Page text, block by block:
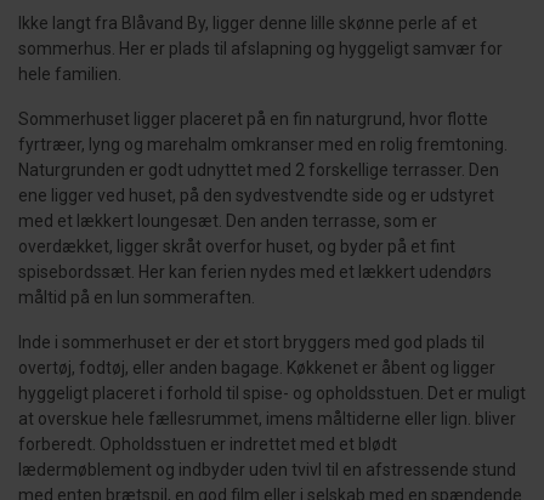
Ikke langt fra Blåvand By, ligger denne lille skønne perle af et
sommerhus. Her er plads til afslapning og hyggeligt samvær for
hele familien.
Sommerhuset ligger placeret på en fin naturgrund, hvor flotte
fyrtræer, lyng og marehalm omkranser med en rolig fremtoning.
Naturgrunden er godt udnyttet med 2 forskellige terrasser. Den
ene ligger ved huset, på den sydvestvendte side og er udstyret
med et lækkert loungesæt. Den anden terrasse, som er
overdækket, ligger skråt overfor huset, og byder på et fint
spisebordssæt. Her kan ferien nydes med et lækkert udendørs
måltid på en lun sommeraften.
Inde i sommerhuset er der et stort bryggers med god plads til
overtøj, fodtøj, eller anden bagage. Køkkenet er åbent og ligger
hyggeligt placeret i forhold til spise- og opholdsstuen. Det er muligt
at overskue hele fællesrummet, imens måltiderne eller lign. bliver
forberedt. Opholdsstuen er indrettet med et blødt
lædermøblement og indbyder uden tvivl til en afstressende stund
med enten brætspil, en god film eller i selskab med en spændende